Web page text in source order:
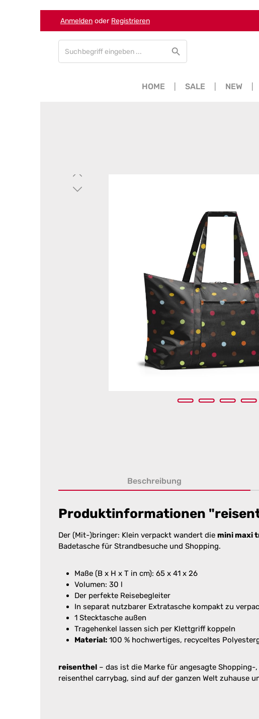
Zum Hauptinhalt springen
Zur Suche springen
Zur Hauptnavigation springen
Anmelden oder Registrieren
HOME SALE NEW
Bildergalerie überspringen
Beschreibung
Produktinformationen
Der (Mit-)bringer: Klein verpackt wandert die mini maxi
Badetasche für Strandbesuche und Shopping.
Maße (B x H x T in cm): 65 x 41 x 26
Volumen: 30 l
Der perfekte Reisebegleiter
In separat nutzbarer Extratasche kompakt zu
1 Stecktasche außen
Tragehenkel lassen sich per Klettgriff koppeln
Material: 100 % hochwertiges, recyceltes
reisenthel – das ist die Marke für angesagte
reisenthel carrybag, sind auf der ganzen Welt zuhause